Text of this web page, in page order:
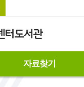
자료찾기